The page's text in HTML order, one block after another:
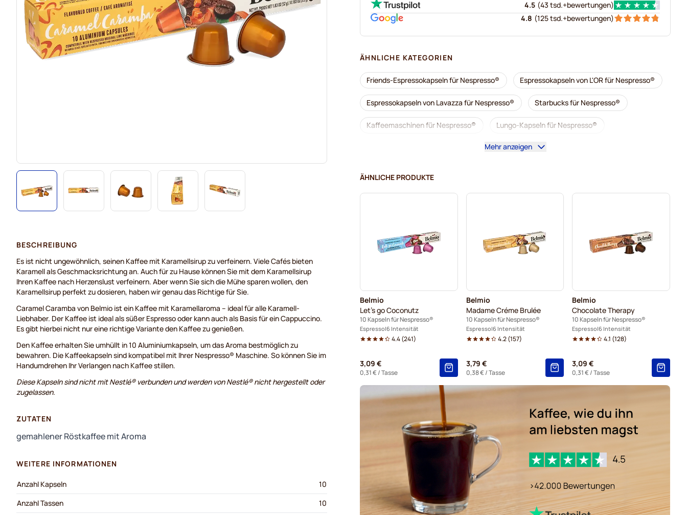
4.5 (43 tsd.+bewertungen)
4.8 (125 tsd.+bewertungen)
ÄHNLICHE KATEGORIEN
Friends-Espressokapseln für Nespresso® Espressokapseln von L'OR für Nespresso®
Espressokapseln von Lavazza für Nespresso® Starbucks für Nespresso®
Kaffeemaschinen für Nespresso® Lungo-Kapseln für Nespresso®
Kaffeekapseln von illy für Nespresso®
Zum Kaffee dazu für Nespresso® Entkalkung und Reinigung für Nespresso®
Kaffeekapseln von Segafredo für Nespresso®
Kaffeekapseln von Belmio für Nespresso® Kaffeekapseln von Friele für Nespresso®
Mehr anzeigen
ÄHNLICHE PRODUKTE
Belmio
Let's go Coconutz
10 Kapseln für Nespresso®
Espresso 6 Intensität
4.4(241)
3,09 €
0,31 €/ Tasse
Belmio
Madame Créme Brulée
10 Kapseln für Nespresso®
Espresso 6 Intensität
4.2(157)
3,79 €
0,38 €/ Tasse
Belmio
Chocolate Therapy
10 Kapseln für Nespresso®
Espresso 6 Intensität
4.1 (128)
3,09 €
0,31 €/ Tasse
BESCHREIBUNG
Es ist nicht ungewöhnlich, seinen Kaffee mit Karamellsirup zu verfeinern. Viele Cafés bieten
Karamell als Geschmacksrichtung an. Auch für zu Hause können Sie mit dem Karamellsirup
Ihren Kaffee nach Herzenslust verfeinern. Aber wenn Sie sich die Mühe sparen wollen, den
Karamellsirup perfekt zu dosieren, haben wir genau das Richtige für Sie.
Caramel Caramba von Belmio ist ein Kaffee mit Karamellaroma – ideal für alle Karamell-
Liebhaber. Der Kaffee ist ideal als süßer Espresso oder kann auch als Basis für ein Cappuccino.
Es gibt hierbei nicht nur eine richtige Variante den Kaffee zu genießen.
Den Kaffee erhalten Sie umhüllt in 10 Aluminiumkapseln, um das Aroma bestmöglich zu
bewahren. Die Kaffeekapseln sind kompatibel mit Ihrer Nespresso® Maschine. So können Sie im
Handumdrehen Ihr Verlangen nach Kaffee stillen.
Diese Kapseln sind nicht mit Nestlé® verbunden und werden von Nestlé® nicht hergestellt oder
zugelassen.
ZUTATEN
gemahlener Röstkaffee mit Aroma
WEITERE INFORMATIONEN
Anzahl Kapseln
10
Anzahl Tassen
10